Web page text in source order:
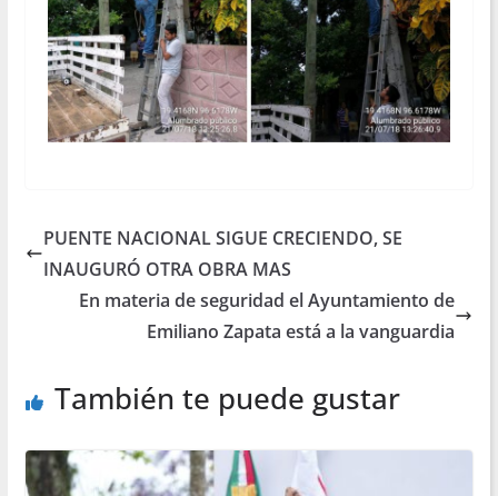
PUENTE NACIONAL SIGUE CRECIENDO, SE
INAUGURÓ OTRA OBRA MAS
En materia de seguridad el Ayuntamiento de
Emiliano Zapata está a la vanguardia
También te puede gustar